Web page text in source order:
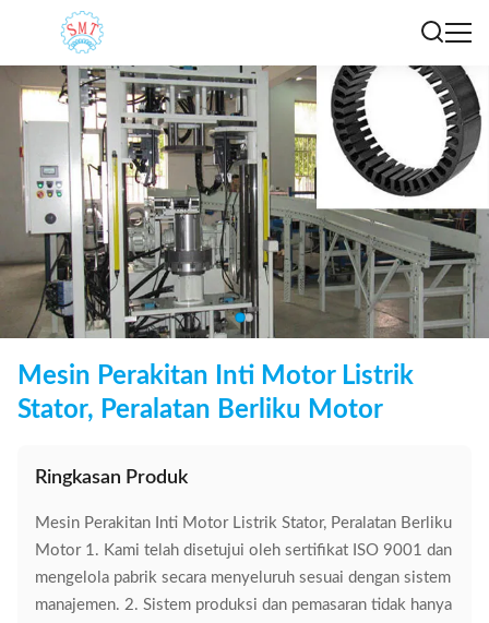
Mesin Perakitan Inti Motor Listrik
Stator, Peralatan Berliku Motor
Ringkasan Produk
Mesin Perakitan Inti Motor Listrik Stator, Peralatan Berliku
Motor 1. Kami telah disetujui oleh sertifikat ISO 9001 dan
mengelola pabrik secara menyeluruh sesuai dengan sistem
manajemen. 2. Sistem produksi dan pemasaran tidak hanya